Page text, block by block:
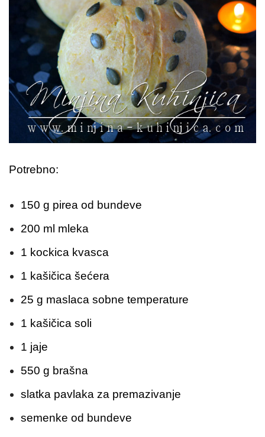
Potrebno:
150 g pirea od bundeve
200 ml mleka
1 kockica kvasca
1 kašičica šećera
25 g maslaca sobne temperature
1 kašičica soli
1 jaje
550 g brašna
slatka pavlaka za premazivanje
semenke od bundeve